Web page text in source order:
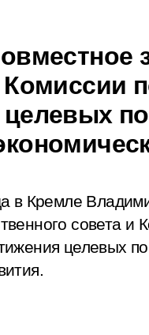
Комиссии
в Кремле
совета и
целевых